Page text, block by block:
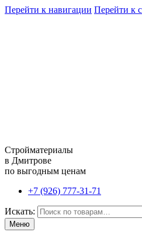
Перейти к навигации Перейти к
Стройматериалы
в Дмитрове
по выгодным ценам
+7 (926) 777-31-71
Искать:
Меню